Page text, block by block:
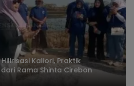
Kaliori, Praktik
Rama Shinta Cirebon